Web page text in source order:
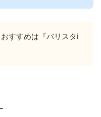
すすめは『バリスタi